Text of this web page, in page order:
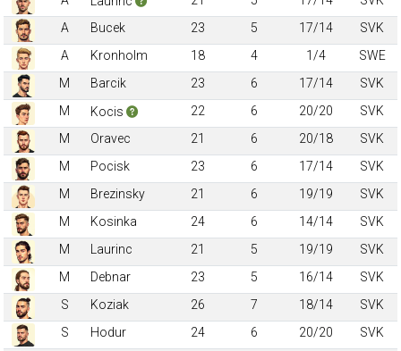
A
Bucek 23 5 17/14
SVK
A
Kronholm 18 4 1/4
SWE
M
Barcik 23 6 17/14
SVK
M
Kocis 22 6 20/20
SVK
M
Oravec 21 6 20/18
SVK
M
Pocisk 23 6 17/14
SVK
M
Brezinsky 21 6 19/19
SVK
M
Kosinka 24 6 14/14
SVK
M
Laurinc 21 5 19/19
SVK
M
Debnar 23 5 16/14
SVK
S
Koziak 26 7 18/14
SVK
S
Hodur 24 6 20/20
SVK